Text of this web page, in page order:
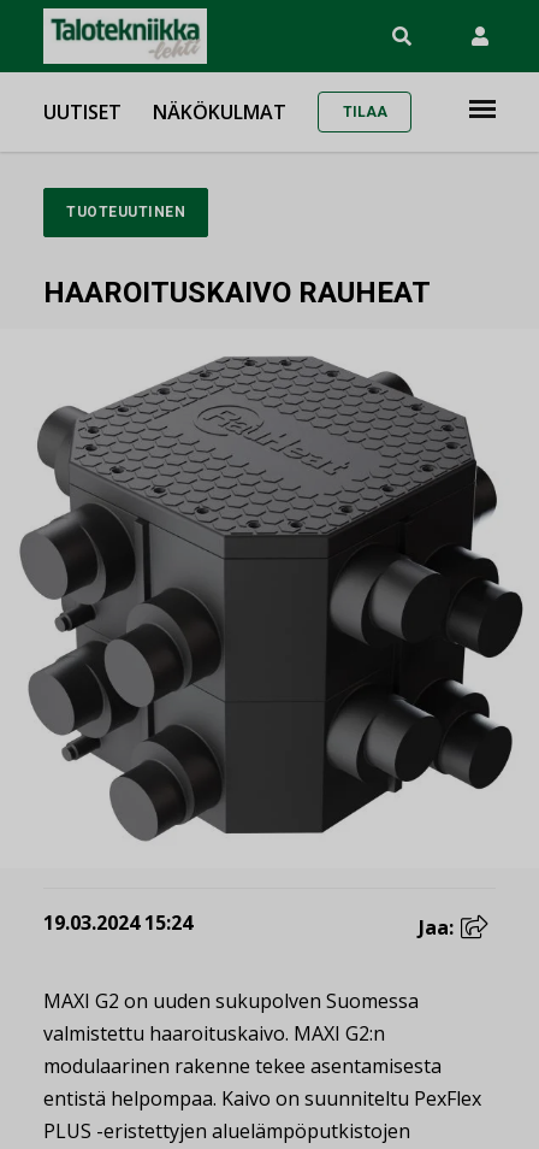
UUTISET NÄKÖKULMAT TILAA
TUOTEUUTINEN
HAAROITUSKAIVO RAUHEAT
19.03.2024 15:24 Jaa:
MAXI G2 on uuden sukupolven Suomessa
valmistettu haaroituskaivo. MAXI G2:n
modulaarinen rakenne tekee asentamisesta
entistä helpompaa. Kaivo on suunniteltu PexFlex
PLUS -eristettyjen aluelämpöputkistojen